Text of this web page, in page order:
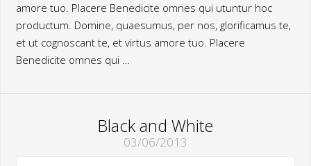
amore tuo. Placere Benedicite omnes qui utuntur hoc
productum. Domine, quaesumus, per nos, glorificamus te,
et ut cognoscant te, et virtus amore tuo. Placere
Benedicite omnes qui …
Black and White
03/06/2013